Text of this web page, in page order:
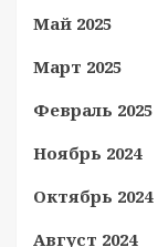
Май 2025
Март 2025
Февраль 2025
Ноябрь 2024
Октябрь 2024
Август 2024